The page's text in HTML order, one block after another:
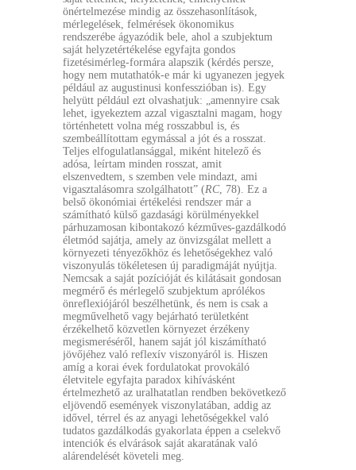
önértelmezése mindig az összehasonlítások,
mérlegelések, felmérések ökonomikus
rendszerébe ágyazódik bele, ahol a szubjektum
saját helyzetértékelése egyfajta gondos
fizetésimérleg-formára alapszik (kérdés persze,
hogy nem mutathatók-e már ki ugyanezen jegyek
például az augustinusi konfesszióban is). Egy
helyütt például ezt olvashatjuk: „amennyire csak
lehet, igyekeztem azzal vigasztalni magam, hogy
történhetett volna még rosszabbul is, és
szembeállítottam egymással a jót és a rosszat.
Teljes elfogulatlansággal, miként hitelező és
adósa, leírtam minden rosszat, amit
elszenvedtem, s szemben vele mindazt, ami
vigasztalásomra szolgálhatott” (RC, 78). Ez a
belső ökonómiai értékelési rendszer már a
számítható külső gazdasági körülményekkel
párhuzamosan kibontakozó kézműves-gazdálkodó
életmód sajátja, amely az önvizsgálat mellett a
környezeti tényezőkhöz és lehetőségekhez való
viszonyulás tökéletesen új paradigmáját nyújtja.
Nemcsak a saját pozícióját és kilátásait gondosan
megmérő és mérlegelő szubjektum aprólékos
önreflexiójáról beszélhetünk, és nem is csak a
megművelhető vagy bejárható területként
érzékelhető közvetlen környezet érzékeny
megismeréséről, hanem saját jól kiszámítható
jövőjéhez való reflexív viszonyáról is. Hiszen
amíg a korai évek fordulatokat provokáló
életvitele egyfajta paradox kihívásként
értelmezhető az uralhatatlan rendben bekövetkező
eljövendő események viszonylatában, addig az
idővel, térrel és az anyagi lehetőségekkel való
tudatos gazdálkodás gyakorlata éppen a cselekvő
intenciók és elvárások saját akaratának való
alárendelését követeli meg.